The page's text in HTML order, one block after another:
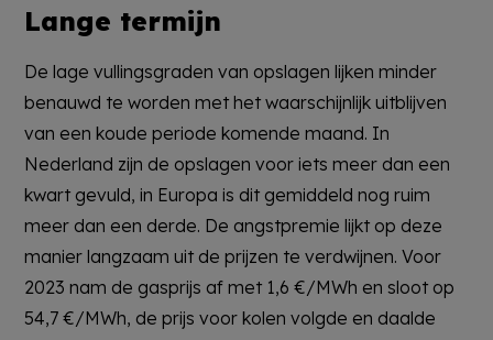
Lange termijn
De lage vullingsgraden van opslagen lijken minder
benauwd te worden met het waarschijnlijk uitblijven
van een koude periode komende maand. In
Nederland zijn de opslagen voor iets meer dan een
kwart gevuld, in Europa is dit gemiddeld nog ruim
meer dan een derde. De angstpremie lijkt op deze
manier langzaam uit de prijzen te verdwijnen. Voor
2023 nam de gasprijs af met 1,6 €/MWh en sloot op
54,7 €/MWh, de prijs voor kolen volgde en daalde